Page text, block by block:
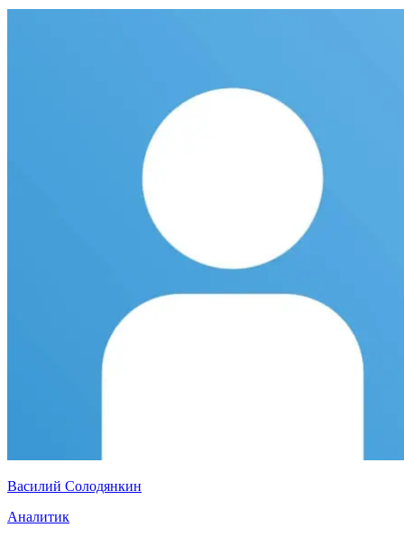
Василий Солодянкин
Аналитик